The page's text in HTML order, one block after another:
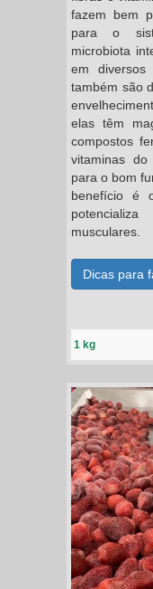
fazem bem
para o
microbiota
em diversos
também são
elas têm
compostos
vitaminas
para o bom
benefício é
musculares.
Dicas para
1 kg